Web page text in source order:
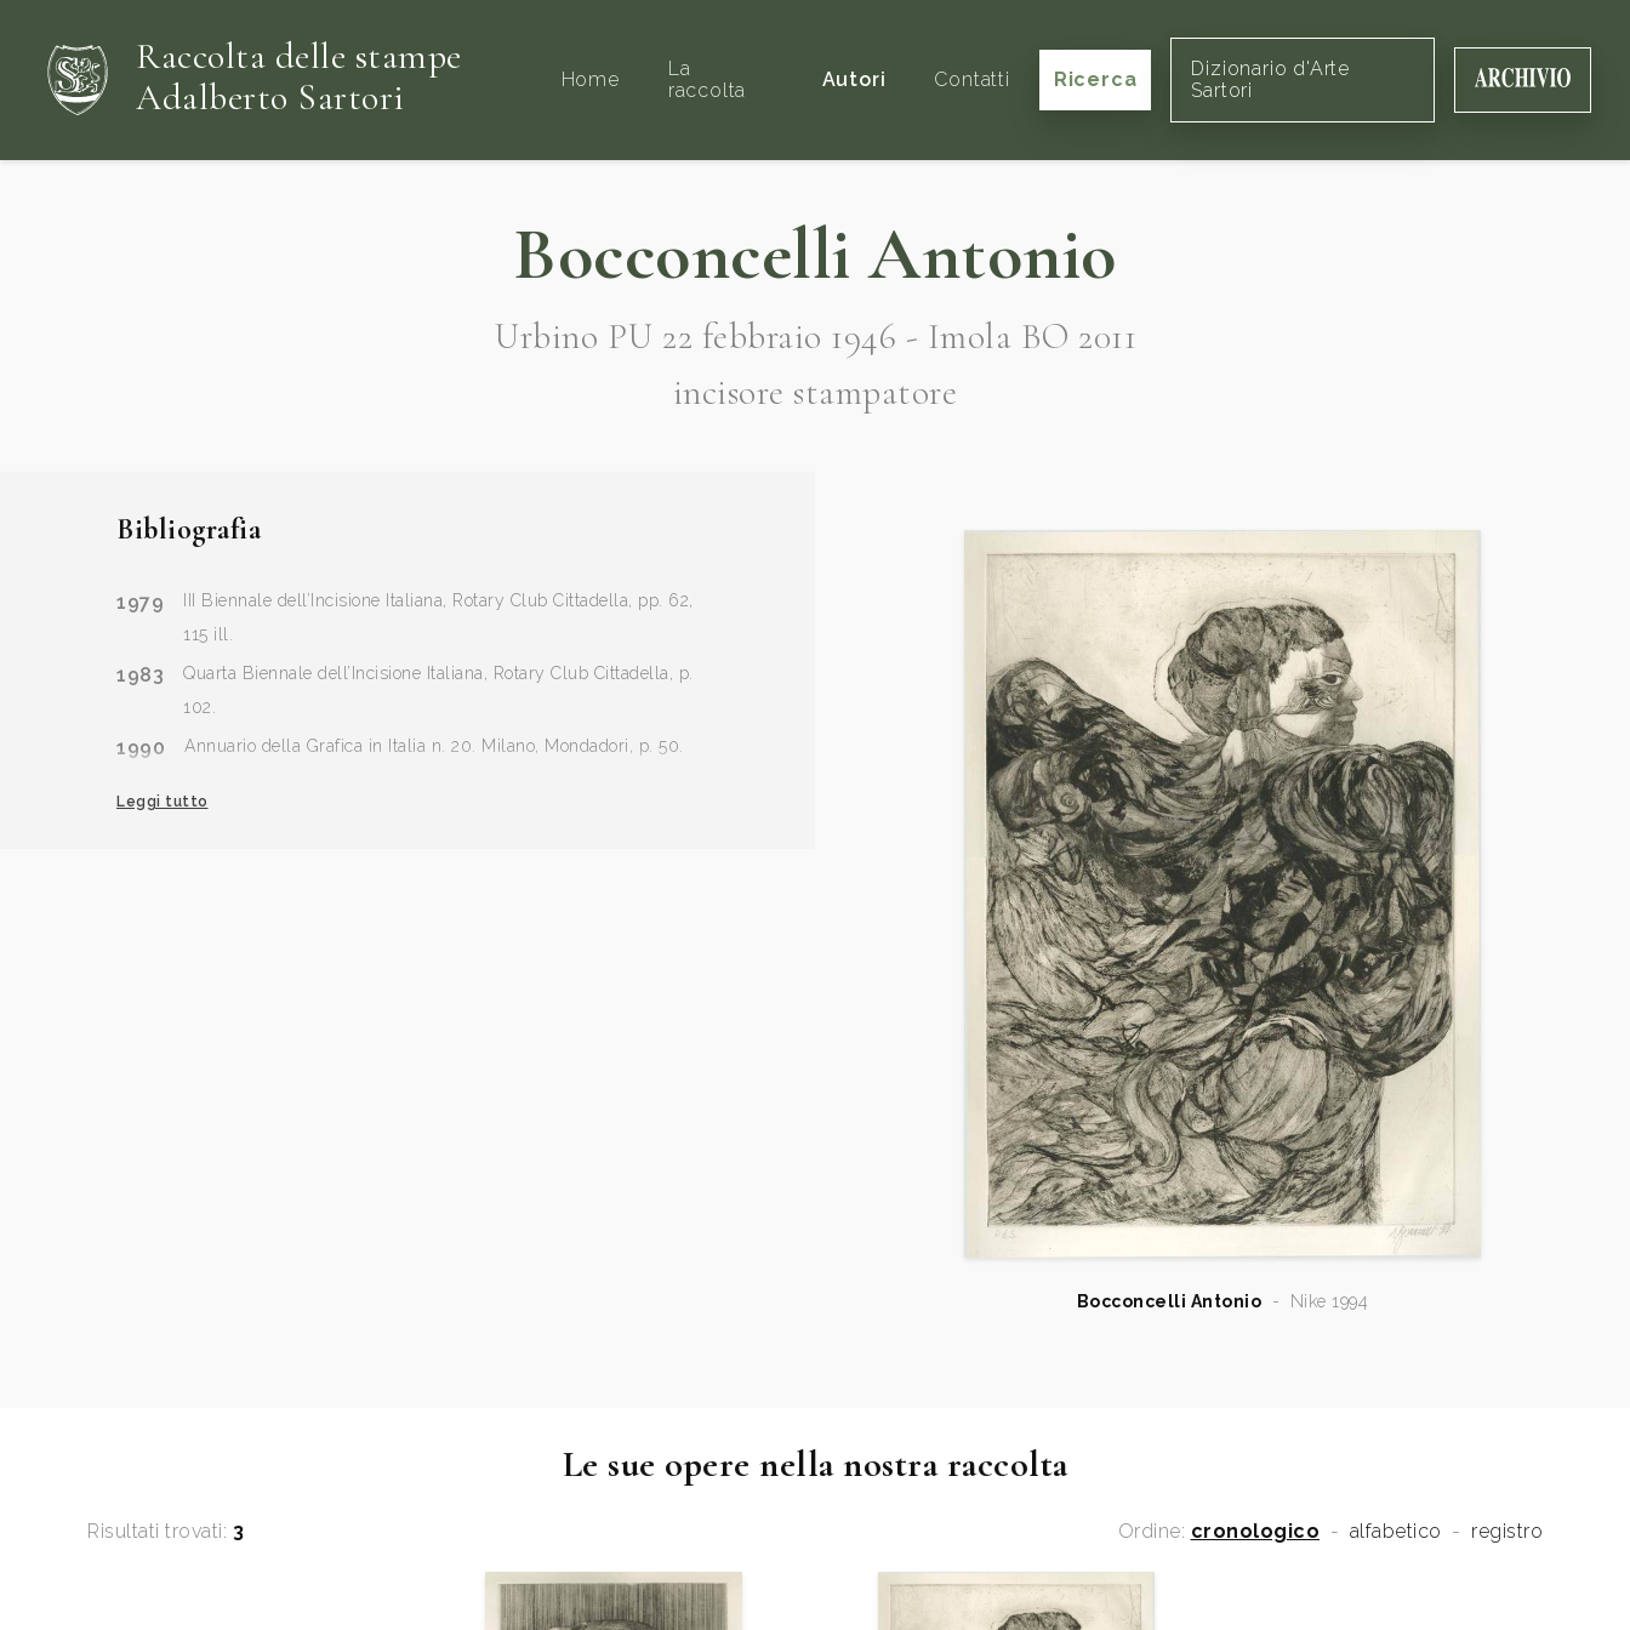
Raccolta delle stampe
Adalberto Sartori
Home
La
raccolta
Autori Contatti Ricerca
Dizionario d'Arte
Sartori
Bocconcelli Antonio
Urbino PU 22 febbraio 1946 - Imola BO 2011
incisore stampatore
Bibliografia
1979
III Biennale dell’Incisione Italiana, Rotary Club Cittadella, pp. 62,
115 ill.
1983
Quarta Biennale dell’Incisione Italiana, Rotary Club Cittadella, p.
102.
1990 Annuario della Grafica in Italia n. 20. Milano, Mondadori, p. 50.
2001
Leggi tutto
Bocconcelli Antonio - Nike 1994
Le sue opere nella nostra raccolta
Risultati trovati: 3 Ordine: cronologico - alfabetico - registro